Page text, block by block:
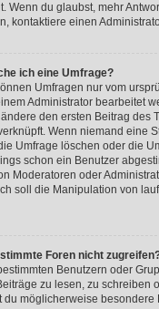
Wenn du glaubst, mehr
kontaktiere einen
ich eine Umfrage?
Umfragen nur vom
Administrator bearbeitet
den ersten Beitrag des
Wenn niemand eine
Umfrage löschen oder die
schon ein Benutzer
Moderatoren oder
soll die Manipulation von
Foren nicht
Benutzern oder
zu lesen, zu schreiben
du möglicherweise besondere